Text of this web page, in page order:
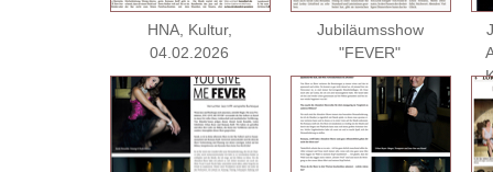
HNA, Kultur,
04.02.2026
Jubiläumsshow
"FEVER"